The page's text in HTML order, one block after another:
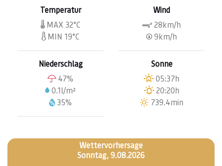
Temperatur
MAX 32°C
MIN 19°C
Niederschlag
47%
0.1l/m²
35%
Wind
28km/h
9km/h
Sonne
05:37h
20:20h
739.4min
Wettervorhersage
Sonntag, 9.08.2026